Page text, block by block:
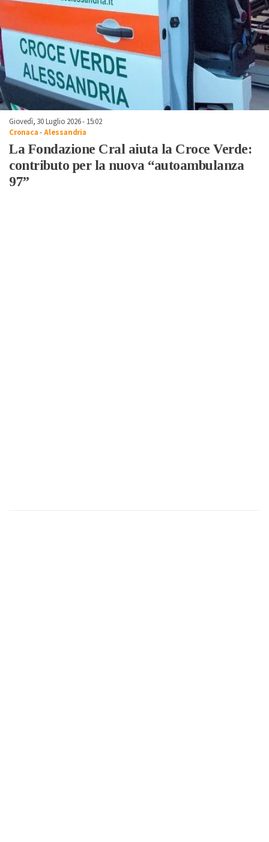
Giovedì, 30 Luglio 2026 - 15:02
Cronaca-Alessandria
La Fondazione Cral aiuta la Croce Verde:
contributo per la nuova “autoambulanza
97”